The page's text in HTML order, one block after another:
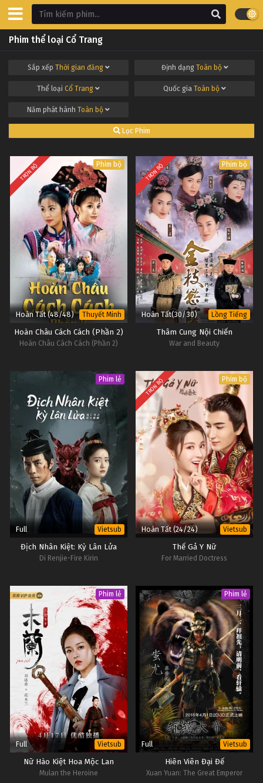
Phim thể loại Cổ Trang
Sắp xếp Thời gian đăng Định dạng Toàn bộ
Thể loại Cổ Trang Quốc gia Toàn bộ
Năm phát hành Toàn bộ
Lọc Phim
TRỌN BỘ Phim bộ
Hoàn Tất (48/48) Thuyết Minh
Hoàn Châu Cách Cách (Phần 2)
Hoàn Châu Cách Cách (Phần 2)
TRỌN BỘ Phim bộ
Hoàn Tất(30/30) Lồng Tiếng
Thâm Cung Nội Chiến
War and Beauty
Phim lẻ
Full Vietsub
Địch Nhân Kiệt: Kỳ Lân Lửa
Di Renjie-Fire Kirin
TRỌN BỘ Phim bộ
Hoàn Tất (24/24) Vietsub
Thế Gả Y Nữ
For Married Doctress
Phim lẻ
Full Vietsub
Nữ Hào Kiệt Hoa Mộc Lan
Mulan the Heroine
Phim lẻ
Full Vietsub
Hiên Viên Đại Đế
Xuan Yuan: The Great Emperor